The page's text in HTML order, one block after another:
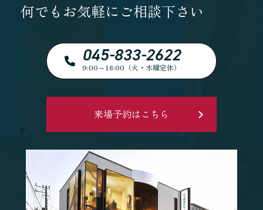
何でもお気軽にご相談下さい
045-833-2622
9:00～18:00（火・水曜定休）
来場予約はこちら